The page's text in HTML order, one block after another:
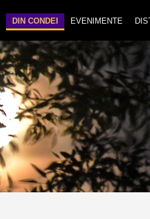
DIN CONDEI EVENIMENTE